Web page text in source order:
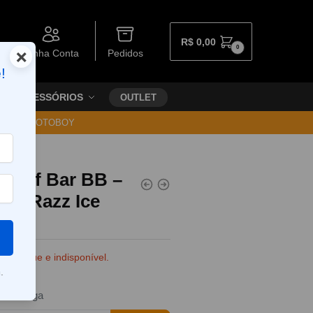
Minha Conta Pedidos
R$ 0,00 0
ACESSÓRIOS OUTLET
VIA MOTOBOY
Elf Bar BB –
Razz Ice
estoque e indisponível.
entrega
×